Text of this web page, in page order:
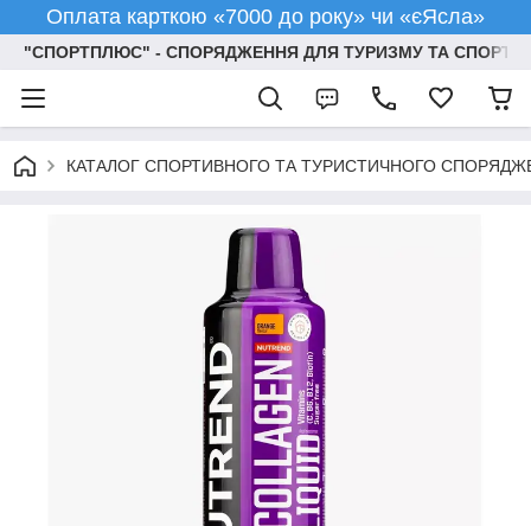
Оплата карткою «7000 до року» чи «єЯсла»
"СПОРТПЛЮС" - СПОРЯДЖЕННЯ ДЛЯ ТУРИЗМУ ТА СПОРТУ
КАТАЛОГ СПОРТИВНОГО ТА ТУРИСТИЧНОГО